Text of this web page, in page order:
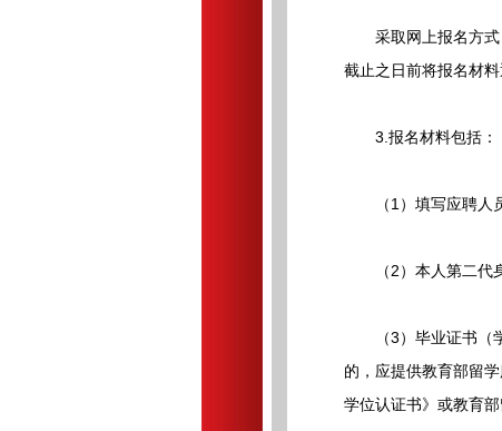
采取网上报名方式
截止之日前将报名材
3.报名材料包括：
（1）填写应聘人员
（2）本人第二代身
（3）毕业证书（学
的，应提供教育部留
学位认证书》或教育